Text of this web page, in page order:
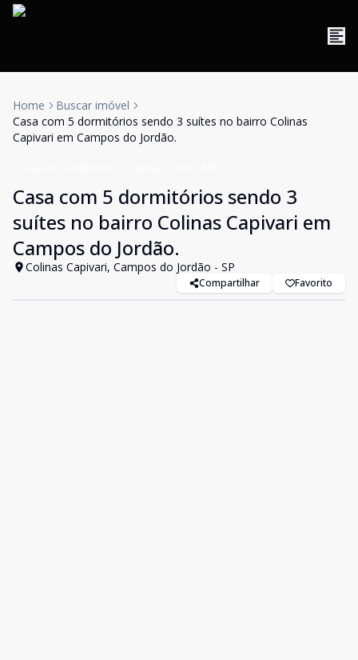
Home
Buscar imóvel
Casa com 5 dormitórios sendo 3 suítes no bairro Colinas
Capivari em Campos do Jordão.
Casa com 5 dormitórios sendo 3
suítes no bairro Colinas Capivari em
Campos do Jordão.
Colinas Capivari, Campos do Jordão - SP
Compartilhar Favorito